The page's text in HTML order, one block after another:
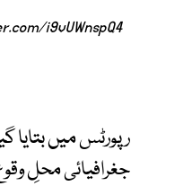
i9vUWnspQ4
رپورٹس میں بتایا
جغرافیائی محلِ